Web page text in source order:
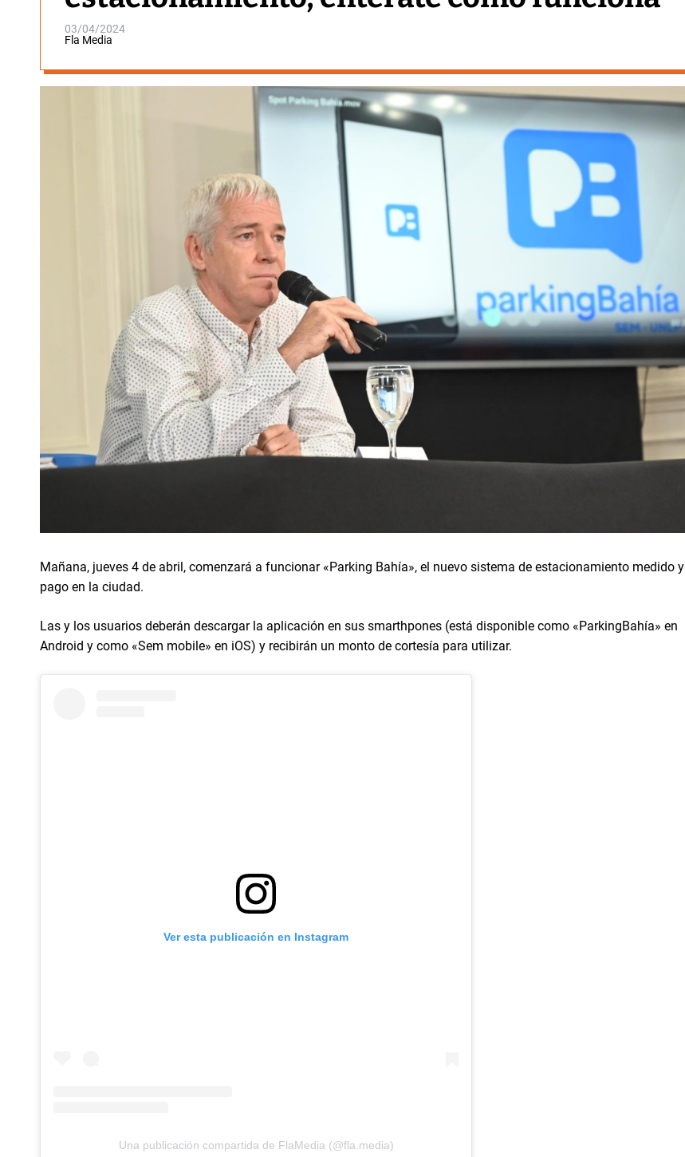
03/04/2024
Fla Media
Mañana, jueves 4 de abril, comenzará a funcionar «Parking Bahía», el nuevo sistema de estacionamiento medido y
pago en la ciudad.
Las y los usuarios deberán descargar la aplicación en sus smarthpones (está disponible como «ParkingBahía» en
Android y como «Sem mobile» en iOS) y recibirán un monto de cortesía para utilizar.
Ver esta publicación en Instagram
Una publicación compartida de FlaMedia (@fla.media)